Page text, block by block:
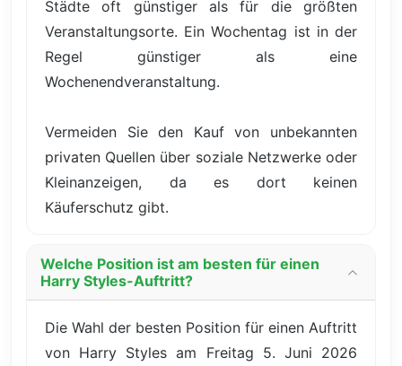
Städte oft günstiger als für die größten
Veranstaltungsorte. Ein Wochentag ist in der
Regel günstiger als eine
Wochenendveranstaltung.
Vermeiden Sie den Kauf von unbekannten
privaten Quellen über soziale Netzwerke oder
Kleinanzeigen, da es dort keinen
Käuferschutz gibt.
Welche Position ist am besten für einen
Harry Styles-Auftritt?
Die Wahl der besten Position für einen Auftritt
von Harry Styles am Freitag 5. Juni 2026